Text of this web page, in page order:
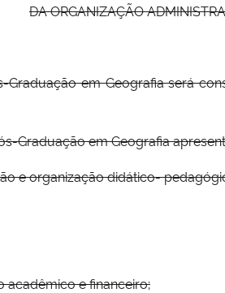
DA ORGANIZAÇÃO
em Geografia será
Graduação em Geografia
e organização didático-
acadêmico e financeiro;